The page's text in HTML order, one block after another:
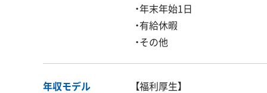
・年末年始1日
・有給休暇
・その他
年収モデル
【福利厚生】